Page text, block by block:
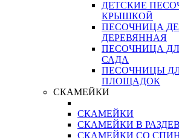
ДЕТСКИЕ
КРЫШКОЙ
ПЕСОЧНИЦА
ДЕРЕВЯННАЯ
ПЕСОЧНИЦА
САДА
ПЕСОЧНИЦЫ
ПЛОЩАДОК
СКАМЕЙКИ
СКАМЕЙКИ
СКАМЕЙКИ В
СКАМЕЙКИ СО